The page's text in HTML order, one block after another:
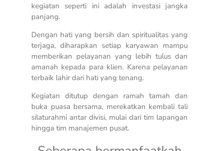
kegiatan seperti ini adalah investasi jangka
panjang.
Dengan hati yang bersih dan spiritualitas yang
terjaga, diharapkan setiap karyawan mampu
memberikan pelayanan yang lebih tulus dan
amanah kepada para klien. Karena pelayanan
terbaik lahir dari hati yang tenang.
Kegiatan ditutup dengan ramah tamah dan
buka puasa bersama, merekatkan kembali tali
silaturahmi antar divisi, mulai dari tim lapangan
hingga tim manajemen pusat.